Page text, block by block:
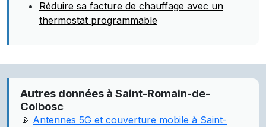
Réduire sa facture de chauffage avec un
thermostat programmable
Autres données à Saint-Romain-de-
Colbosc
📡 Antennes 5G et couverture mobile à Saint-